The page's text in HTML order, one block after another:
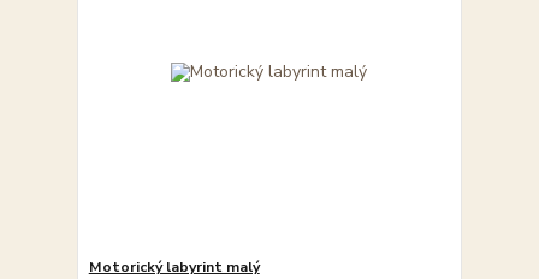
Motorický labyrint malý